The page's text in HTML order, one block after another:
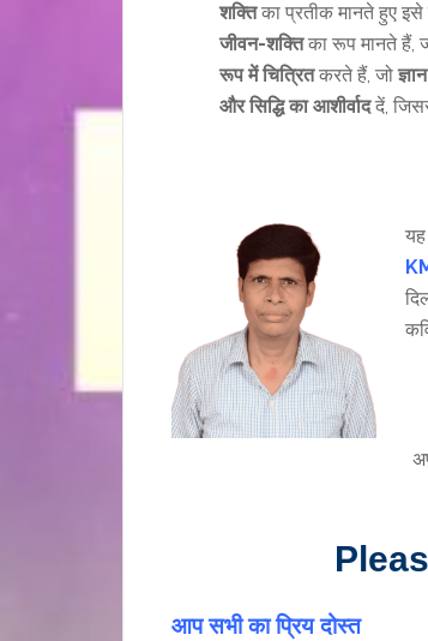
शक्तिका प्रतीक मानते हुए इसे
जीवन-शक्तिका रूप मानते हैं,
रूप में चित्रितकरते हैं, जो
और सिद्धि का आशीर्वाददें,
आप सभी का प्रिय दोस्त